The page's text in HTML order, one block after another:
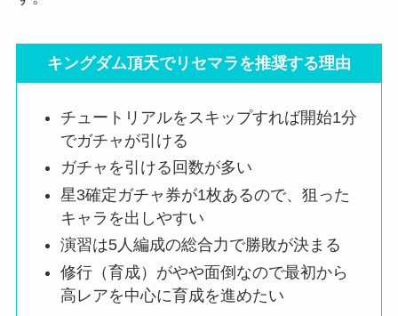
キングダム頂天でリセマラを推奨する理由
チュートリアルをスキップすれば開始1分
でガチャが引ける
ガチャを引ける回数が多い
星3確定ガチャ券が1枚あるので、狙った
キャラを出しやすい
演習は5人編成の総合力で勝敗が決まる
修行（育成）がやや面倒なので最初から
高レアを中心に育成を進めたい